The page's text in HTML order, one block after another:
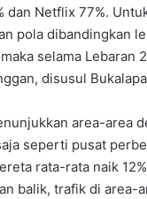
Netflix 77%.
pola dibandingkan
selama Lebaran
disusul
area-area
seperti pusat
rata-rata naik
balik, trafik di area-